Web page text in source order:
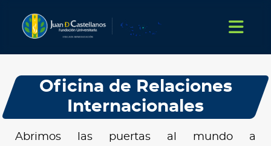
Oficina de Relaciones
Internacionales
Abrimos las puertas al mundo a